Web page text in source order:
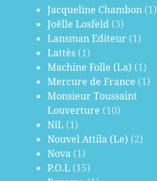
Jacqueline Chambon (1)
Joëlle Losfeld (3)
Lansman Editeur (1)
Lattès (1)
Machine Folle (La) (1)
Mercure de France (1)
Monsieur Toussaint
Louverture (10)
NiL (1)
Nouvel Attila (Le) (2)
Nova (1)
P.O.L (15)